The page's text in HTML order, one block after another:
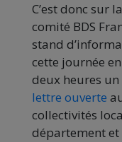
C’est donc sur
comité BDS
stand
cette journée
deux heures
lettre ouverte
collectivités
département